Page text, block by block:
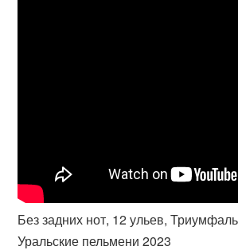
Без задних нот, 12 ульев,
Уральские пельмени 2023